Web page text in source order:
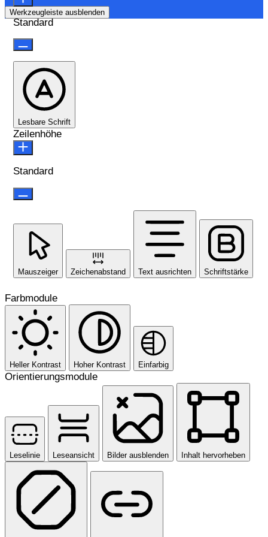
Werkzeugleiste ausblenden
Standard
Lesbare Schrift
Zeilenhöhe
Standard
Mauszeiger Zeichenabstand Text ausrichten Schriftstärke
Farbmodule
Heller Kontrast Hoher Kontrast Einfarbig
Orientierungsmodule
Leselinie Leseansicht Bilder ausblenden Inhalt hervorheben